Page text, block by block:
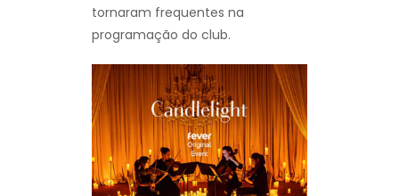
tornaram frequentes na
programação do club.